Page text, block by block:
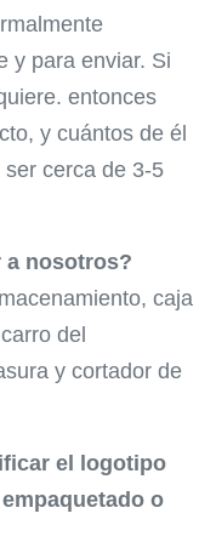
y para enviar. Si
entonces
y cuántos de él
cerca de 3-5
a nosotros?
caja
del
y cortador de
el logotipo
o